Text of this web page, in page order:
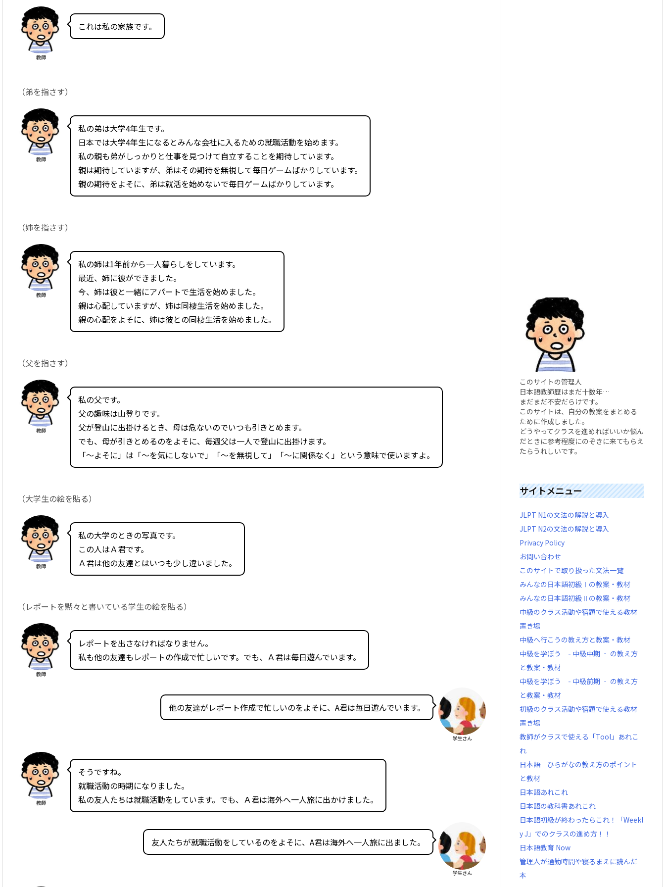
教師
これは私の家族です。
（弟を指さす）
教師
私の弟は大学4年生です。
日本では大学4年生になるとみんな会社に入るための就職活動を始めます。
私の親も弟がしっかりと仕事を見つけて自立することを期待しています。
親は期待していますが、弟はその期待を無視して毎日ゲームばかりしています。
親の期待をよそに、弟は就活を始めないで毎日ゲームばかりしています。
（姉を指さす）
教師
私の姉は1年前から一人暮らしをしています。
最近、姉に彼ができました。
今、姉は彼と一緒にアパートで生活を始めました。
親は心配していますが、姉は同棲生活を始めました。
親の心配をよそに、姉は彼との同棲生活を始めました。
（父を指さす）
教師
私の父です。
父の趣味は山登りです。
父が登山に出掛けるとき、母は危ないのでいつも引きとめます。
でも、母が引きとめるのをよそに、毎週父は一人で登山に出掛けます。
「～よそに」は「～を気にしないで」「～を無視して」「～に関係なく」という意味で使いますよ。
（大学生の絵を貼る）
教師
私の大学のときの写真です。
この人はＡ君です。
Ａ君は他の友達とはいつも少し違いました。
（レポートを黙々と書いている学生の絵を貼る）
教師
レポートを出さなければなりません。
私も他の友達もレポートの作成で忙しいです。でも、Ａ君は毎日遊んでいます。
他の友達がレポート作成で忙しいのをよそに、A君は毎日遊んでいます。
学生さん
教師
そうですね。
就職活動の時期になりました。
私の友人たちは就職活動をしています。でも、Ａ君は海外へ一人旅に出かけました。
友人たちが就職活動をしているのをよそに、A君は海外へ一人旅に出ました。
学生さん
このサイトの管理人
日本語教師歴はまだ十数年…
まだまだ不安だらけです。
このサイトは、自分の教案をまとめる
ために作成しました。
どうやってクラスを進めればいいか悩ん
だときに参考程度にのぞきに来てもらえ
たらうれしいです。
サイトメニュー
JLPT N1の文法の解説と導入
JLPT N2の文法の解説と導入
Privacy Policy
お問い合わせ
このサイトで取り扱った文法一覧
みんなの日本語初級Ⅰの教案・教材
みんなの日本語初級Ⅱの教案・教材
中級のクラス活動や宿題で使える教材
置き場
中級へ行こうの教え方と教案・教材
中級を学ぼう - 中級中期 ‐ の教え方
と教案・教材
中級を学ぼう - 中級前期 ‐ の教え方
と教案・教材
初級のクラス活動や宿題で使える教材
置き場
教師がクラスで使える「Tool」あれこ
れ
日本語 ひらがなの教え方のポイント
と教材
日本語あれこれ
日本語の教科書あれこれ
日本語初級が終わったらこれ！「Weekl
y J」でのクラスの進め方！！
日本語教育 Now
管理人が通勤時間や寝るまえに読んだ
本